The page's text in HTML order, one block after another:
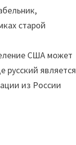
старой
США может
русский является
из России